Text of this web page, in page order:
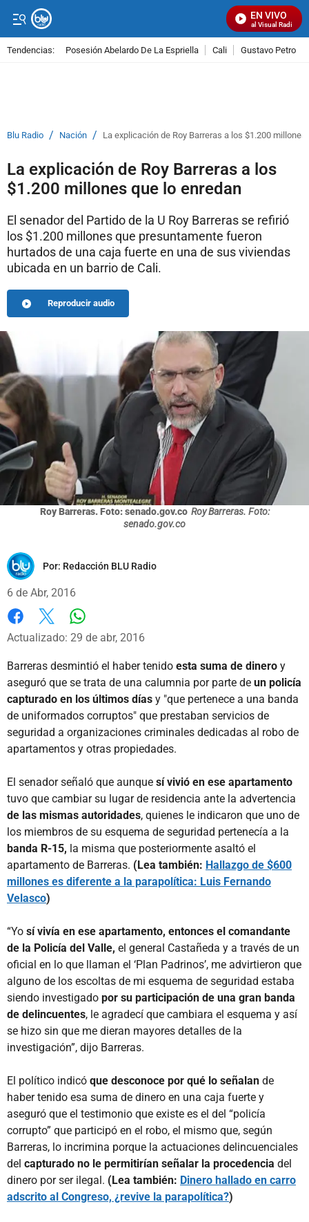
EN VIVO
Señal Visual Radio
Tendencias: Posesión Abelardo De La Espriella Cali Gustavo Petro
Blu Radio / Nación / La explicación de Roy Barreras a los $1.200 millones
La explicación de Roy Barreras a los
$1.200 millones que lo enredan
El senador del Partido de la U Roy Barreras se refirió
los $1.200 millones que presuntamente fueron
hurtados de una caja fuerte en una de sus viviendas
ubicada en un barrio de Cali.
Reproducir audio
Roy Barreras. Foto: senado.gov.co Roy Barreras. Foto:
senado.gov.co
Por: Redacción BLU Radio
6 de Abr, 2016
Facebook
X
Actualizado: 29 de abr, 2016
Barreras desmintió el haber tenido esta suma de dinero y
aseguró que se trata de una calumnia por parte de un policía
capturado en los últimos días y "que pertenece a una banda
de uniformados corruptos" que prestaban servicios de
seguridad a organizaciones criminales dedicadas al robo de
apartamentos y otras propiedades.
El senador señaló que aunque sí vivió en ese apartamento
tuvo que cambiar su lugar de residencia ante la advertencia
de las mismas autoridades, quienes le indicaron que uno de
los miembros de su esquema de seguridad pertenecía a la
banda R-15, la misma que posteriormente asaltó el
apartamento de Barreras. (Lea también: Hallazgo de $600
millones es diferente a la parapolítica: Luis Fernando
Velasco)
“Yo sí vivía en ese apartamento, entonces el comandante
de la Policía del Valle, el general Castañeda y a través de un
oficial en lo que llaman el ‘Plan Padrinos’, me advirtieron que
alguno de los escoltas de mi esquema de seguridad estaba
siendo investigado por su participación de una gran banda
de delincuentes, le agradecí que cambiara el esquema y así
se hizo sin que me dieran mayores detalles de la
investigación”, dijo Barreras.
El político indicó que desconoce por qué lo señalan de
haber tenido esa suma de dinero en una caja fuerte y
aseguró que el testimonio que existe es el del “policía
corrupto” que participó en el robo, el mismo que, según
Barreras, lo incrimina porque la actuaciones delincuenciales
del capturado no le permitirían señalar la procedencia del
dinero por ser ilegal. (Lea también: Dinero hallado en carro
adscrito al Congreso, ¿revive la parapolítica?)